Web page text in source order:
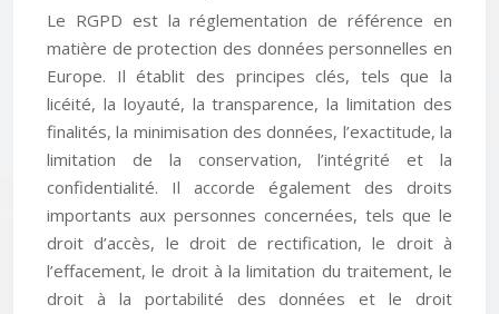
Le RGPD est la réglementation de référence en
matière de protection des données personnelles en
Europe. Il établit des principes clés, tels que la
licéité, la loyauté, la transparence, la limitation des
finalités, la minimisation des données, l’exactitude, la
limitation de la conservation, l’intégrité et la
confidentialité. Il accorde également des droits
importants aux personnes concernées, tels que le
droit d’accès, le droit de rectification, le droit à
l’effacement, le droit à la limitation du traitement, le
droit à la portabilité des données et le droit